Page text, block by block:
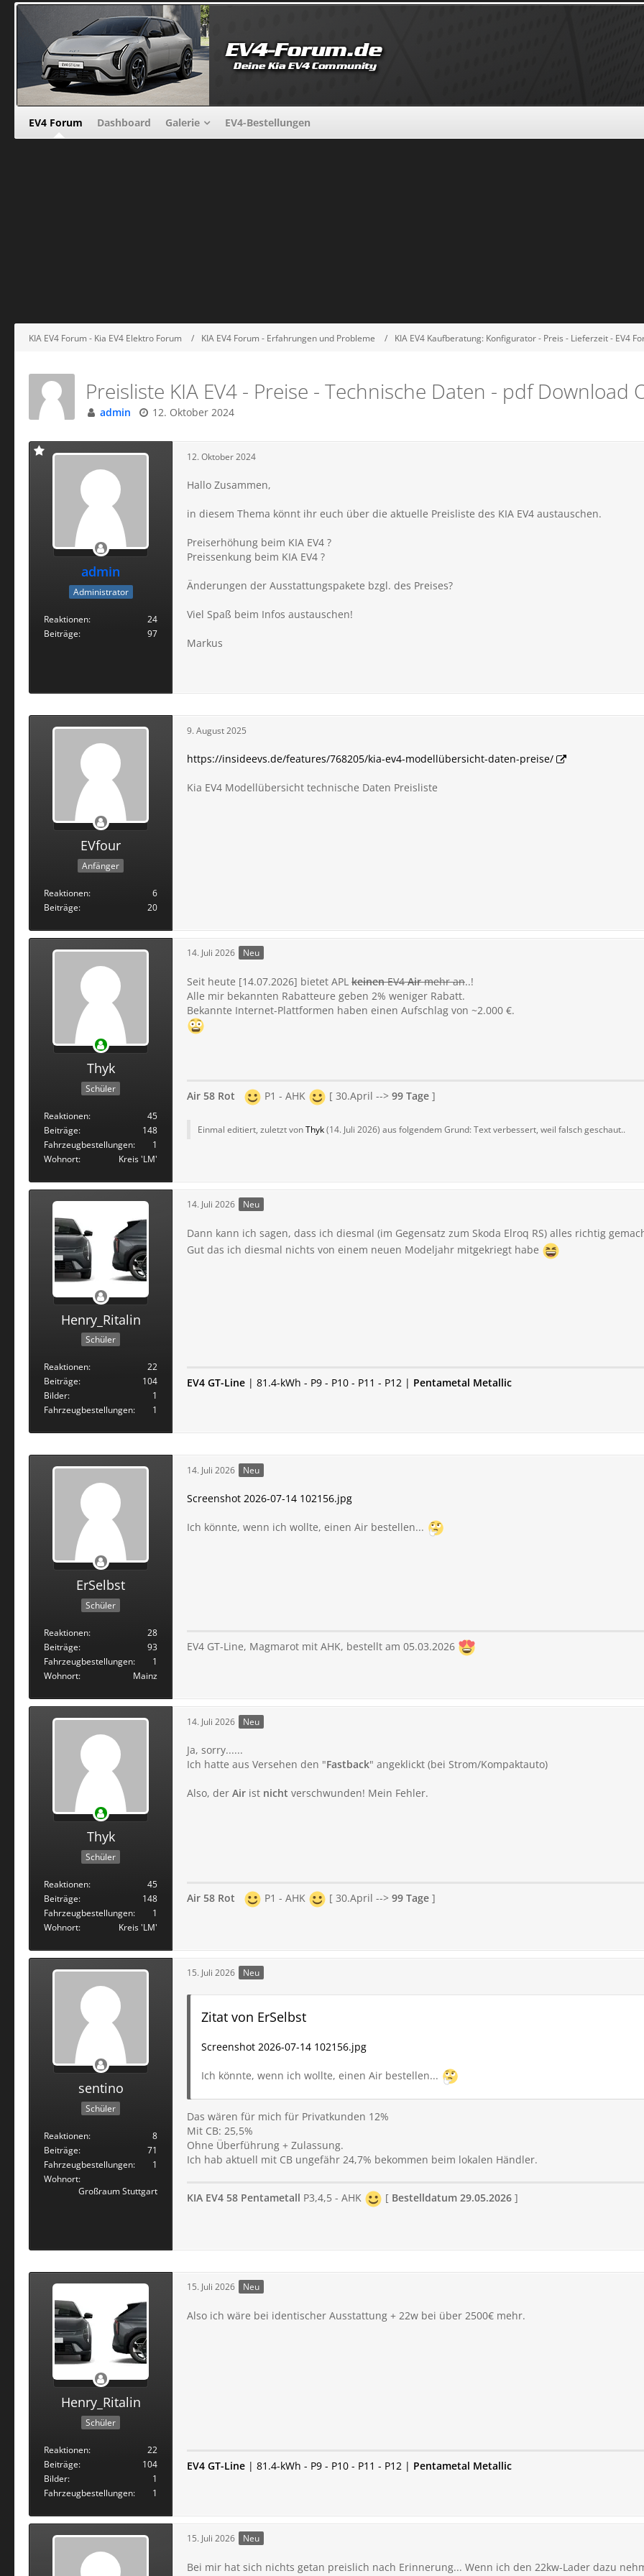
EV4 Forum Dashboard Galerie EV4-Bestellungen
KIA EV4 Forum - Kia EV4 Elektro Forum KIA EV4 Forum - Erfahrungen und Probleme KIA EV4 Kaufberatung: Konfigurator - Preis - Lieferzeit - EV4
Preisliste KIA EV4 - Preise - Technische Daten - pdf Download
admin 12. Oktober 2024
admin
Administrator
Reaktionen
24
Beiträge
97
12. Oktober 2024
Hallo Zusammen,
in diesem Thema könnt ihr euch über die aktuelle Preisliste des KIA EV4 austauschen.
Preiserhöhung beim KIA EV4 ?
Preissenkung beim KIA EV4 ?
Änderungen der Ausstattungspakete bzgl. des Preises?
Viel Spaß beim Infos austauschen!
Markus
EVfour
Anfänger
Reaktionen
6
Beiträge
20
9. August 2025
https://insideevs.de/features/768205/kia-ev4-modellübersicht-daten-preise/
Kia EV4 Modellübersicht technische Daten Preisliste
Thyk
Schüler
Reaktionen
45
Beiträge
148
Fahrzeugbestellungen
1
Wohnort
Kreis 'LM'
14. Juli 2026 Neu
Seit heute [14.07.2026] bietet APL keinenEV4Airmehr an..!
Alle mir bekannten Rabatteure geben 2% weniger Rabatt.
Bekannte Internet-Plattformen haben einen Aufschlag von ~2.000 €.
Air 58 Rot P1 - AHK [ 30.April --> 99 Tage ]
Einmal editiert, zuletzt vonThyk(14. Juli 2026) aus folgendem Grund: Text verbessert, weil falsch geschaut..
Henry_Ritalin
Schüler
Reaktionen
22
Beiträge
104
Bilder
1
Fahrzeugbestellungen
1
14. Juli 2026 Neu
Dann kann ich sagen, dass ich diesmal (im Gegensatz zum Skoda Elroq RS) alles richtig
Gut das ich diesmal nichts von einem neuen Modeljahr mitgekriegt habe
EV4 GT-Line | 81.4-kWh - P9 - P10 - P11 - P12 | Pentametal Metallic
ErSelbst
Schüler
Reaktionen
28
Beiträge
93
Fahrzeugbestellungen
1
Wohnort
Mainz
14. Juli 2026 Neu
Screenshot 2026-07-14 102156.jpg
Ich könnte, wenn ich wollte, einen Air bestellen...
EV4 GT-Line, Magmarot mit AHK, bestellt am 05.03.2026
Thyk
Schüler
Reaktionen
45
Beiträge
148
Fahrzeugbestellungen
1
Wohnort
Kreis 'LM'
14. Juli 2026 Neu
Ja, sorry......
Ich hatte aus Versehen den "Fastback" angeklickt (bei Strom/Kompaktauto)
Also, der Air ist nicht verschwunden! Mein Fehler.
Air 58 Rot P1 - AHK [ 30.April --> 99 Tage ]
sentino
Schüler
Reaktionen
8
Beiträge
71
Fahrzeugbestellungen
1
Wohnort
Großraum Stuttgart
15. Juli 2026 Neu
Zitat von ErSelbst
Screenshot 2026-07-14 102156.jpg
Ich könnte, wenn ich wollte, einen Air bestellen...
Das wären für mich für Privatkunden 12%
Mit CB: 25,5%
Ohne Überführung + Zulassung.
Ich hab aktuell mit CB ungefähr 24,7% bekommen beim lokalen Händler.
KIA EV4 58 Pentametall P3,4,5 - AHK [ Bestelldatum 29.05.2026 ]
Henry_Ritalin
Schüler
Reaktionen
22
Beiträge
104
Bilder
1
Fahrzeugbestellungen
1
15. Juli 2026 Neu
Also ich wäre bei identischer Ausstattung + 22w bei über 2500€ mehr.
EV4 GT-Line | 81.4-kWh - P9 - P10 - P11 - P12 | Pentametal Metallic
15. Juli 2026 Neu
Bei mir hat sich nichts getan preislich nach Erinnerung... Wenn ich den 22kw-Lader dazu